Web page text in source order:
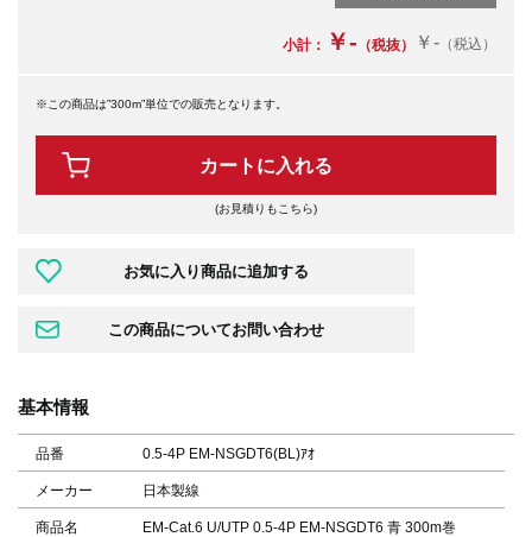
小計： ￥- （税抜） ￥- （税込）
※この商品は”300m”単位での販売となります。
カートに入れる
(お見積りもこちら)
基本情報
品番 0.5-4P EM-NSGDT6(BL)ｱｵ
メーカー 日本製線
商品名 EM-Cat.6 U/UTP 0.5-4P EM-NSGDT6 青 300m巻